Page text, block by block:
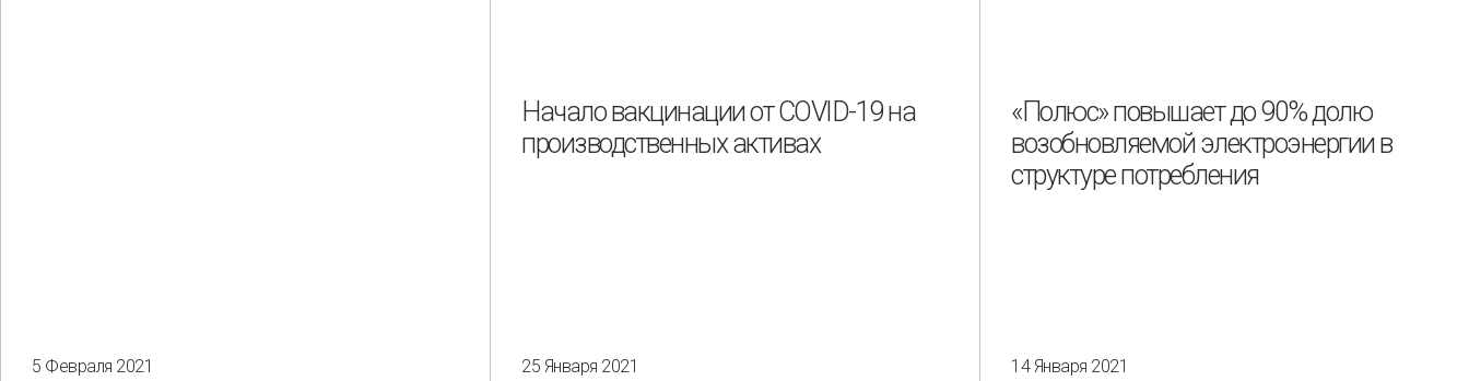
Начало вакцинации от COVID-19 на
производственных активах
«Полюс» повышает до 90% долю
возобновляемой электроэнергии в
структуре потребления
5 Февраля 2021 25 Января 2021 14 Января 2021